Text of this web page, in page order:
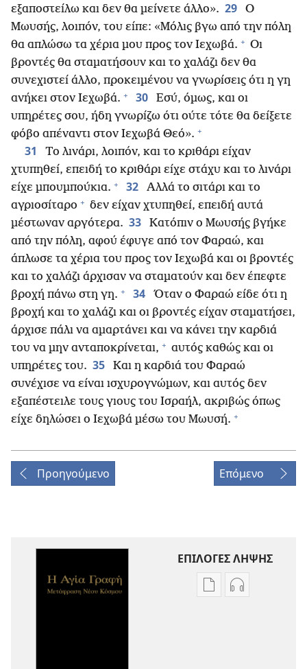
εξαποστείλω και δεν θα μείνετε άλλο». 29
Ο
Μωυσής, λοιπόν, του είπε: «Μόλις βγω από την πόλη
θα απλώσω τα χέρια μου προς τον Ιεχωβά. + Οι
βροντές θα σταματήσουν και το χαλάζι δεν θα
συνεχιστεί άλλο, προκειμένου να γνωρίσεις ότι η γη
ανήκει στον Ιεχωβά. + 30
Εσύ, όμως, και οι
υπηρέτες σου, ήδη γνωρίζω ότι ούτε τότε θα δείξετε
φόβο απέναντι στον Ιεχωβά Θεό». +
31
Το λινάρι, λοιπόν, και το κριθάρι είχαν
χτυπηθεί, επειδή το κριθάρι είχε στάχυ και το λινάρι
είχε μπουμπούκια. + 32
Αλλά το σιτάρι και το
αγριοσίταρο + δεν είχαν χτυπηθεί, επειδή αυτά
μέστωναν αργότερα. 33
Κατόπιν ο Μωυσής βγήκε
από την πόλη, αφού έφυγε από τον Φαραώ, και
άπλωσε τα χέρια του προς τον Ιεχωβά και οι βροντές
και το χαλάζι άρχισαν να σταματούν και δεν έπεφτε
βροχή πάνω στη γη. + 34
Όταν ο Φαραώ είδε ότι η
βροχή και το χαλάζι και οι βροντές είχαν σταματήσει,
άρχισε πάλι να αμαρτάνει και να κάνει την καρδιά
του να μην ανταποκρίνεται, + αυτός καθώς και οι
υπηρέτες του. 35
Και η καρδιά του Φαραώ
συνέχισε να είναι ισχυρογνώμων, και αυτός δεν
εξαπέστειλε τους γιους του Ισραήλ, ακριβώς όπως
είχε δηλώσει ο Ιεχωβά μέσω του Μωυσή. +
Προηγούμενο Επόμενο
ΕΠΙΛΟΓΕΣ ΛΗΨΗΣ
ΕπιλογέςΕπιλογές